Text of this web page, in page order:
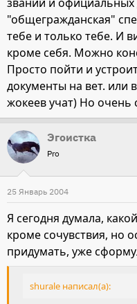
"общегражданская"
тебе и только тебе. И
кроме себя. Можно
Просто пойти и
документы на вет. или
жокеев учат) Но очень
Эгоистка
Pro
25 Январь 2004
Я сегодня думала,
кроме сочувствия, но
придумать, уже
shurale написал(а):